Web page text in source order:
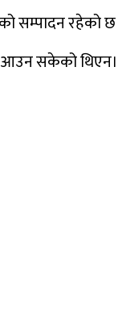
सम्पादन रहेको छ
आउन सकेको थिएन।